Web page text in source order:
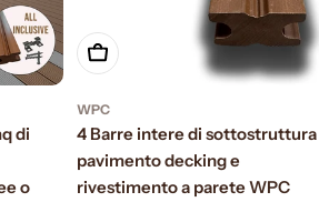
di
o
Aggiungi al carrello
WPC
4 Barre intere di sottostruttura
pavimento decking e
rivestimento a parete WPC